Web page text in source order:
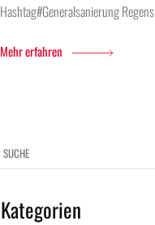
Hashtag#Generalsanierung Regens
Mehr erfahren
Kategorien